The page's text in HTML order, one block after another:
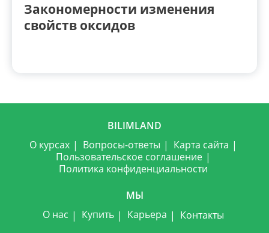
Закономерности изменения
свойств оксидов
BILIMLAND
О курсах
Вопросы-ответы
Карта сайта
Пользовательское соглашение
Политика конфиденциальности
МЫ
О нас
Купить Карьера Контакты